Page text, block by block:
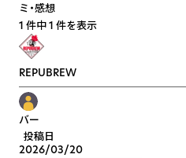
ミ・感想
1 件中 1 件を表示
REPUBREW
バー
投稿日
2026/03/20